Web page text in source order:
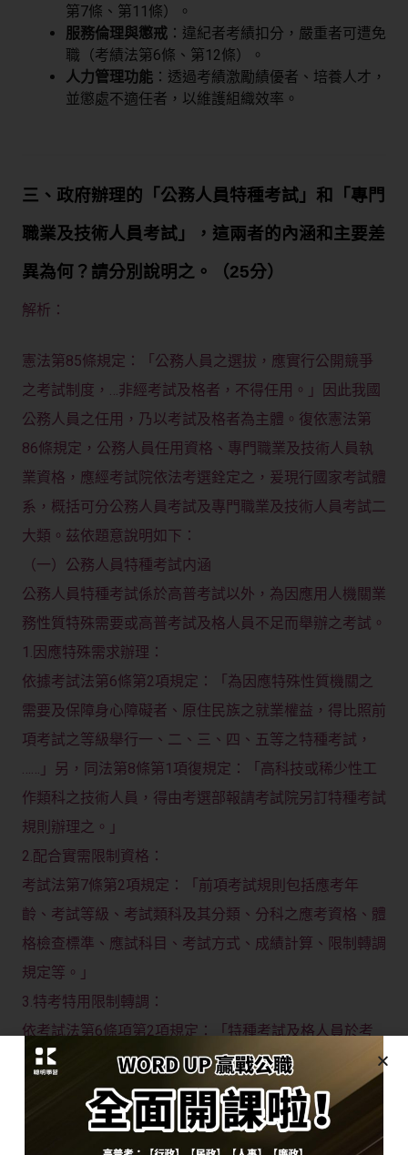
第7條、第11條）。
服務倫理與懲戒 ：違紀者考績扣分，嚴重者可遭免
職（考績法第6條、第12條）。
人力管理功能 ：透過考績激勵績優者、培養人才，
並懲處不適任者，以維護組織效率。
三、政府辦理的「公務人員特種考試」和「專門
職業及技術人員考試」，這兩者的內涵和主要差
異為何？請分別說明之。（25分）
解析：
憲法第85條規定：「公務人員之選拔，應實行公開競爭
之考試制度，…非經考試及格者，不得任用。」因此我國
公務人員之任用，乃以考試及格者為主體。復依憲法第
86條規定，公務人員任用資格、專門職業及技術人員執
業資格，應經考試院依法考選銓定之，爰現行國家考試體
系，概括可分公務人員考試及專門職業及技術人員考試二
大類。茲依題意說明如下：
（一）公務人員特種考試内涵
公務人員特種考試係於高普考試以外，為因應用人機關業
務性質特殊需要或高普考試及格人員不足而舉辦之考試。
1.因應特殊需求辦理：
依據考試法第6條第2項規定：「為因應特殊性質機關之
需要及保障身心障礙者、原住民族之就業權益，得比照前
項考試之等級舉行一、二、三、四、五等之特種考試，
……」另，同法第8條第1項復規定：「高科技或稀少性工
作類科之技術人員，得由考選部報請考試院另訂特種考試
規則辦理之。」
2.配合實需限制資格：
考試法第7條第2項規定：「前項考試規則包括應考年
齡、考試等級、考試類科及其分類、分科之應考資格、體
格檢查標準、應試科目、考試方式、成績計算、限制轉調
規定等。」
3.特考特用限制轉調：
依考試法第6條項第2項規定：「特種考試及格人員於考
試錄取訓練期滿成績及格，取得考試及格資格之日起，實
際任職六年內不得轉調。 用人機關申請舉辦特種考試
時，考選部應就機關性質及其業務需要加以認定，其合於
本法第六條第二項舉辦特種考試之規定者，報請考試院核